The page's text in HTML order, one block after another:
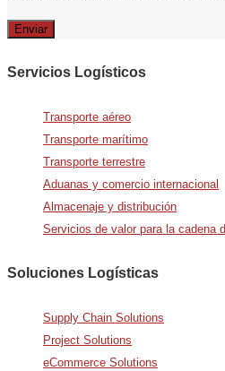
Servicios Logísticos
Transporte aéreo
Transporte marítimo
Transporte terrestre
Aduanas y comercio internacional
Almacenaje y distribución
Servicios de valor para la cadena
Soluciones Logísticas
Supply Chain Solutions
Project Solutions
eCommerce Solutions